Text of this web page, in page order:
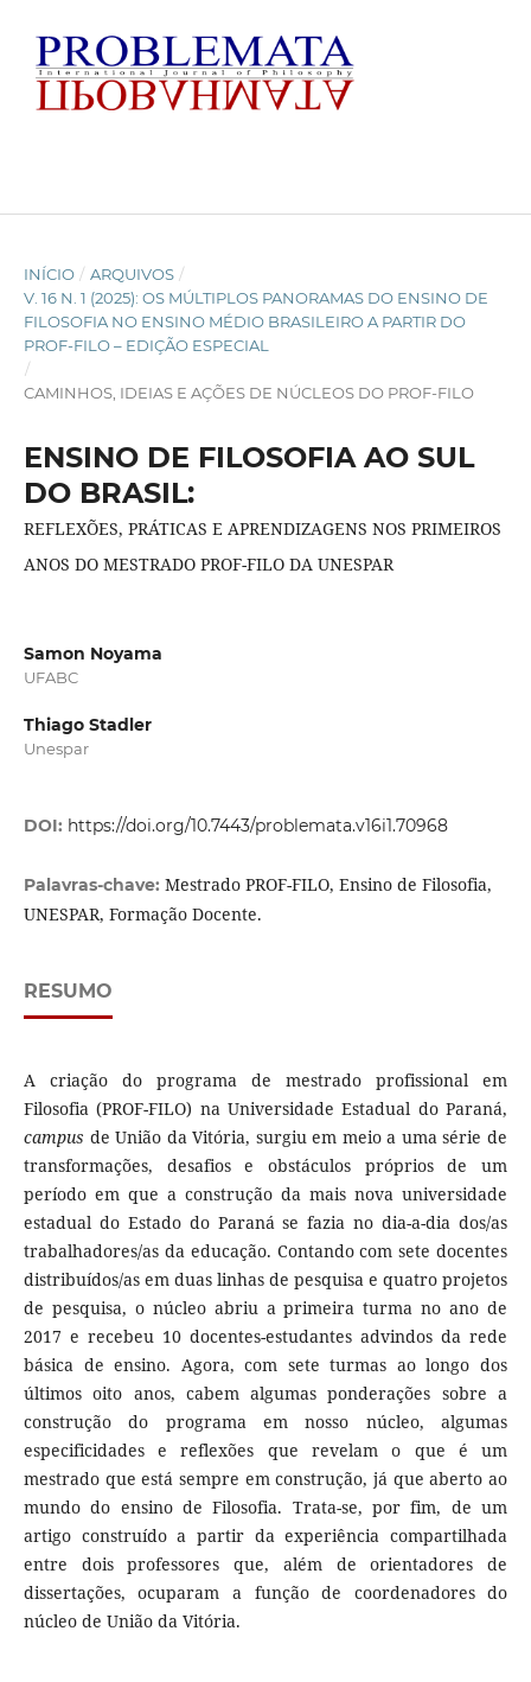
INÍCIO / ARQUIVOS /
V. 16 N. 1 (2025): OS MÚLTIPLOS PANORAMAS DO ENSINO DE
FILOSOFIA NO ENSINO MÉDIO BRASILEIRO A PARTIR DO
PROF-FILO – EDIÇÃO ESPECIAL
/
CAMINHOS, IDEIAS E AÇÕES DE NÚCLEOS DO PROF-FILO
ENSINO DE FILOSOFIA AO SUL
DO BRASIL:
REFLEXÕES, PRÁTICAS E APRENDIZAGENS NOS PRIMEIROS
ANOS DO MESTRADO PROF-FILO DA UNESPAR
Samon Noyama
UFABC
Thiago Stadler
Unespar
DOI: https://doi.org/10.7443/problemata.v16i1.70968
Palavras-chave: Mestrado PROF-FILO, Ensino de Filosofia,
UNESPAR, Formação Docente.
RESUMO
A criação do programa de mestrado profissional em
Filosofia (PROF-FILO) na Universidade Estadual do Paraná,
campus de União da Vitória, surgiu em meio a uma série de
transformações, desafios e obstáculos próprios de um
período em que a construção da mais nova universidade
estadual do Estado do Paraná se fazia no dia-a-dia dos/as
trabalhadores/as da educação. Contando com sete docentes
distribuídos/as em duas linhas de pesquisa e quatro projetos
de pesquisa, o núcleo abriu a primeira turma no ano de
2017 e recebeu 10 docentes-estudantes advindos da rede
básica de ensino. Agora, com sete turmas ao longo dos
últimos oito anos, cabem algumas ponderações sobre a
construção do programa em nosso núcleo, algumas
especificidades e reflexões que revelam o que é um
mestrado que está sempre em construção, já que aberto ao
mundo do ensino de Filosofia. Trata-se, por fim, de um
artigo construído a partir da experiência compartilhada
entre dois professores que, além de orientadores de
dissertações, ocuparam a função de coordenadores do
núcleo de União da Vitória.